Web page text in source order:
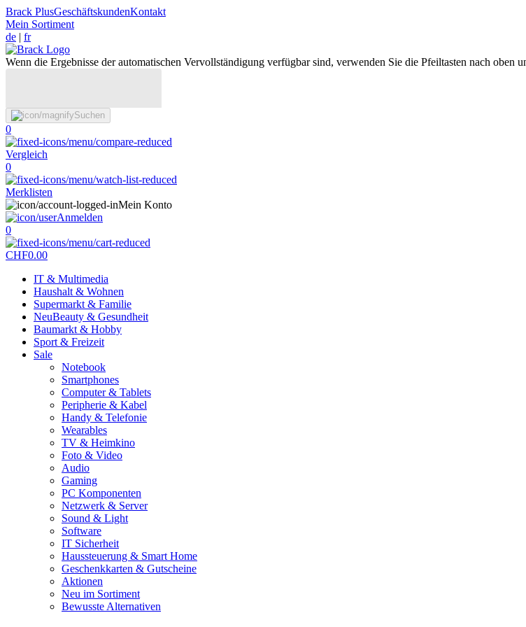
Brack PlusGeschäftskundenKontakt
Mein Sortiment
de | fr
Wenn die Ergebnisse der automatischen Vervollständigung verfügbar sind, verwenden Sie die Pfeiltasten nach oben
Suchen
0
Vergleich
0
Merklisten
Mein Konto
Anmelden
0
CHF0.00
IT & Multimedia
Haushalt & Wohnen
Supermarkt & Familie
NeuBeauty & Gesundheit
Baumarkt & Hobby
Sport & Freizeit
Sale
Notebook
Smartphones
Computer & Tablets
Peripherie & Kabel
Handy & Telefonie
Wearables
TV & Heimkino
Foto & Video
Audio
Gaming
PC Komponenten
Netzwerk & Server
Sound & Light
Software
IT Sicherheit
Haussteuerung & Smart Home
Geschenkkarten & Gutscheine
Aktionen
Neu im Sortiment
Bewusste Alternativen